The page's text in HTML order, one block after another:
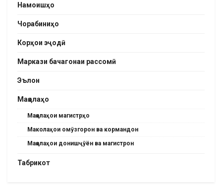
Намоишҳо
Чорабиниҳо
Корҳои эҷодӣ
Маркази бачагонаи рассомӣ
Эълон
Мақолаҳо
Мақолаҳои магистрҳо
Маколаҳои омӯзгорон ва кормандон
Мақолаҳои донишҷӯён ва магистрон
Табрикот